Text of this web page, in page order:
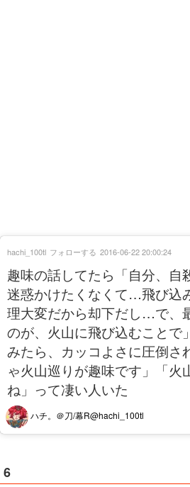
趣味の話してたら「自分、自
迷惑かけたくなくて…飛び込
理大変だから却下だし…で、
のが、火山に飛び込むことで
みたら、カッコよさに圧倒さ
ゃ火山巡りが趣味です」「火
ね」って凄い人いた
ハチ。＠刀/幕R@hachi_100tl
hachi_100tl フォローする 2016-06-22 20:00:24
6